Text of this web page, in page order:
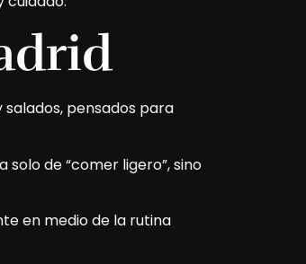
pensados para
de “comer ligero”, sino
en medio de la rutina